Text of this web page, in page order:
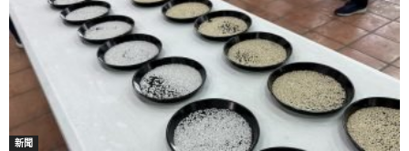
新聞